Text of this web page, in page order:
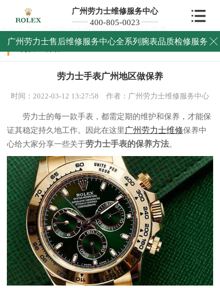
广州劳力士维修服务中心
400-805-0023
广州劳力士售后维修服务中心全系列腕表品质检修服务 
当前位置：广州劳力士维修中心>劳力士保养>
劳力士保养
劳力士手表广州地区做保养
时间：2022-03-12 13:27:58 作者：广州劳力士维修服务中心
劳力士的每一款手表，都需定期的维护和保养，才能保
证其稳定持久地工作。因此在这里广州劳力士维修保养中
心给大家分享一些关于劳力士手表的保养方法。